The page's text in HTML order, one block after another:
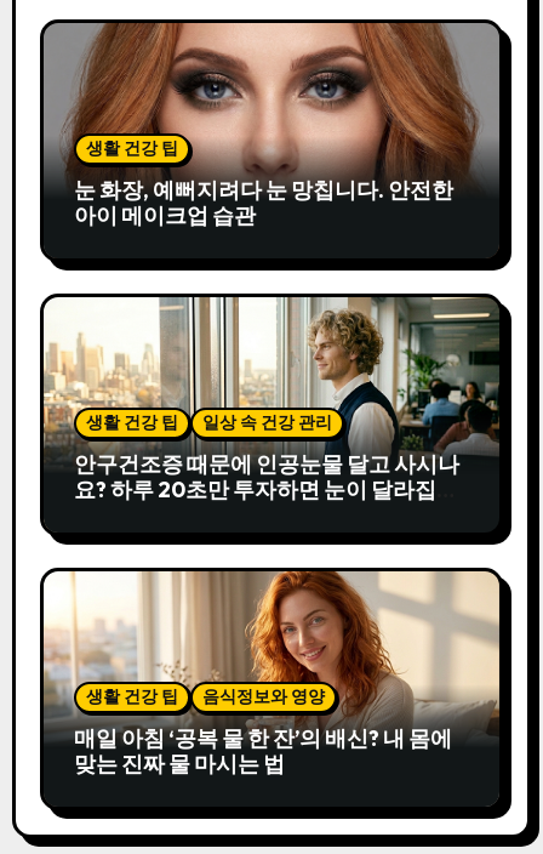
생활 건강 팁
눈 화장, 예뻐지려다 눈 망칩니다. 안전한
아이 메이크업 습관
생활 건강 팁 일상 속 건강 관리
안구건조증 때문에 인공눈물 달고 사시나
요? 하루 20초만 투자하면 눈이 달라집니
생활 건강 팁 음식정보와 영양
매일 아침 ‘공복 물 한 잔’의 배신? 내 몸에
맞는 진짜 물 마시는 법